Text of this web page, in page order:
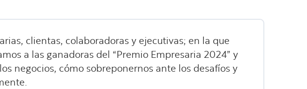
clientas, colaboradoras y ejecutivas; en la que
a las ganadoras del “Premio Empresaria 2024” y
negocios, cómo sobreponernos ante los desafíos y